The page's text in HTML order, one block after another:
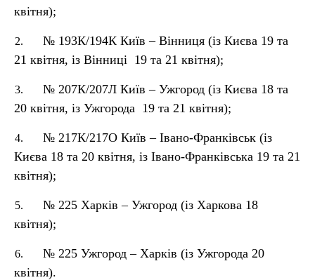
квітня);
2.
№ 193К/194К Київ – Вінниця (із Києва 19 та
21 квітня, із Вінниці 19 та 21 квітня);
3.
№ 207К/207Л Київ – Ужгород (із Києва 18 та
20 квітня, із Ужгорода 19 та 21 квітня);
4.
№ 217К/217О Київ – Івано-Франківськ (із
Києва 18 та 20 квітня, із Івано-Франківська 19 та 21
квітня);
5.
№ 225 Харків – Ужгород (із Харкова 18
квітня);
6.
№ 225 Ужгород – Харків (із Ужгорода 20
квітня).